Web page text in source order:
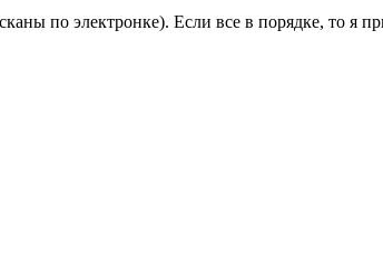
по электронке). Если все в порядке, то